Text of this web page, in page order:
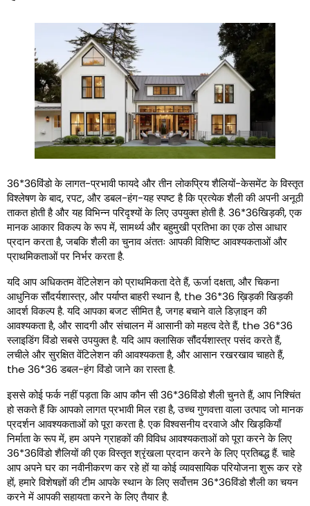
36*36विंडो के लागत-प्रभावी फायदे और तीन लोकप्रिय शैलियों-केसमेंट के विस्तृत
विश्लेषण के बाद, रपट, और डबल-हंग-यह स्पष्ट है कि प्रत्येक शैली की अपनी अनूठी
ताकत होती है और यह विभिन्न परिदृश्यों के लिए उपयुक्त होती है. 36*36खिड़की, एक
मानक आकार विकल्प के रूप में, सामर्थ्य और बहुमुखी प्रतिभा का एक ठोस आधार
प्रदान करता है, जबकि शैली का चुनाव अंततः आपकी विशिष्ट आवश्यकताओं और
प्राथमिकताओं पर निर्भर करता है.
यदि आप अधिकतम वेंटिलेशन को प्राथमिकता देते हैं, ऊर्जा दक्षता, और चिकना
आधुनिक सौंदर्यशास्त्र, और पर्याप्त बाहरी स्थान है, the 36*36 ख़िड़की खिड़की
आदर्श विकल्प है. यदि आपका बजट सीमित है, जगह बचाने वाले डिज़ाइन की
आवश्यकता है, और सादगी और संचालन में आसानी को महत्व देते हैं, the 36*36
स्लाइडिंग विंडो सबसे उपयुक्त है. यदि आप क्लासिक सौंदर्यशास्त्र पसंद करते हैं,
लचीले और सुरक्षित वेंटिलेशन की आवश्यकता है, और आसान रखरखाव चाहते हैं,
the 36*36 डबल-हंग विंडो जाने का रास्ता है.
इससे कोई फर्क नहीं पड़ता कि आप कौन सी 36*36विंडो शैली चुनते हैं, आप निश्चिंत
हो सकते हैं कि आपको लागत प्रभावी मिल रहा है, उच्च गुणवत्ता वाला उत्पाद जो मानक
प्रदर्शन आवश्यकताओं को पूरा करता है. एक विश्वसनीय दरवाजे और खिड़कियाँ
निर्माता के रूप में, हम अपने ग्राहकों की विविध आवश्यकताओं को पूरा करने के लिए
36*36विंडो शैलियों की एक विस्तृत श्रृंखला प्रदान करने के लिए प्रतिबद्ध हैं. चाहे
आप अपने घर का नवीनीकरण कर रहे हों या कोई व्यावसायिक परियोजना शुरू कर रहे
हों, हमारे विशेषज्ञों की टीम आपके स्थान के लिए सर्वोत्तम 36*36विंडो शैली का चयन
करने में आपकी सहायता करने के लिए तैयार है.